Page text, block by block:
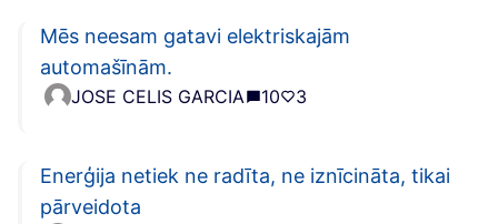
Mēs neesam gatavi elektriskajām
automašīnām.
JOSE CELIS GARCIA 10 3
Enerģija netiek ne radīta, ne iznīcināta, tikai
pārveidota